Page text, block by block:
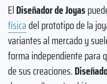
ElDiseñador de Joyas
físicadel prototipo de la
variantes al mercado y
forma independiente para
de sus creaciones.